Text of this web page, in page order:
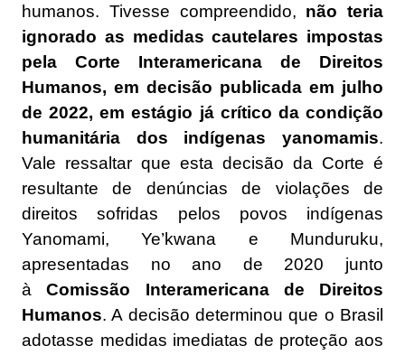
humanos. Tivesse compreendido, não teria
ignorado as medidas cautelares impostas
pela Corte Interamericana de Direitos
Humanos, em decisão publicada em julho
de 2022, em estágio já crítico da condição
humanitária dos indígenas yanomamis.
Vale ressaltar que esta decisão da Corte é
resultante de denúncias de violações de
direitos sofridas pelos povos indígenas
Yanomami, Ye’kwana e Munduruku,
apresentadas no ano de 2020 junto
àComissão Interamericana de Direitos
Humanos. A decisão determinou que o Brasil
adotasse medidas imediatas de proteção aos